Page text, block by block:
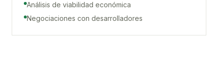
Análisis de viabilidad económica
Negociaciones con desarrolladores